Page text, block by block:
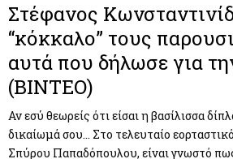
Στέφανος
“κόκκαλο” τους
αυτά που δήλωσε για
(ΒΙΝΤΕΟ)
Αν εσύ θεωρείς ότι είσαι η βασίλισσα
δικαίωμά σου… Στο τελευταίο
Σπύρου Παπαδόπουλου, είναι γνωστό